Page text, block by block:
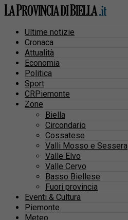
Ultime notizie
Cronaca
Attualità
Economia
Politica
Sport
CRPiemonte
Zone
Biella
Circondario
Cossatese
Valli Mosso e Sessera
Valle Elvo
Valle Cervo
Basso Biellese
Fuori provincia
Eventi & Cultura
Piemonte
Meteo